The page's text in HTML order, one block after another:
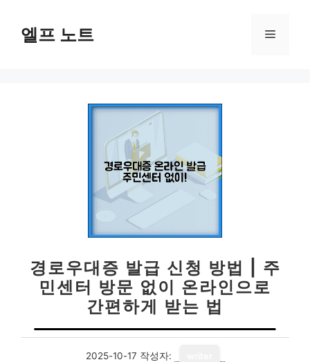
엘프 노트 메
경로우대증 발급 신청 방법 | 주
민센터 방문 없이 온라인으로
간편하게 받는 법
2025-10-17 작성자: